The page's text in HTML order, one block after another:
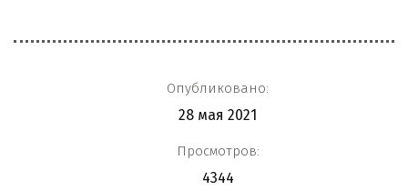
Опубликовано:
28 мая 2021
Просмотров:
4344